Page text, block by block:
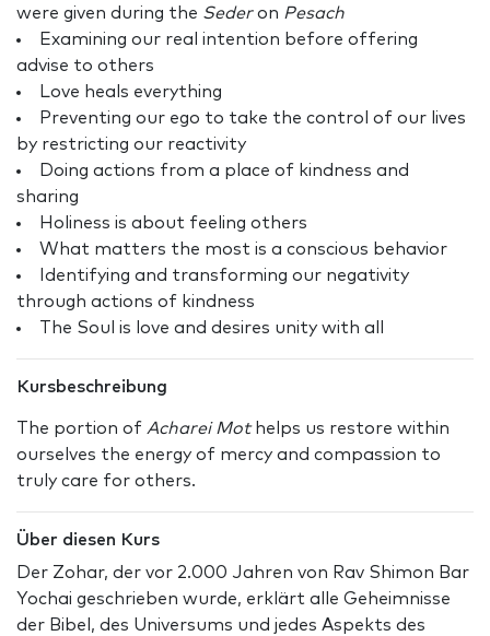
were given during the Sederon Pesach
Examining our real intention before offering
advise to others
Love heals everything
Preventing our ego to take the control of our lives
by restricting our reactivity
Doing actions from a place of kindness and
sharing
Holiness is about feeling others
What matters the most is a conscious behavior
Identifying and transforming our negativity
through actions of kindness
The Soul is love and desires unity with all
Kursbeschreibung
The portion of Acharei Mot helps us restore within
ourselves the energy of mercy and compassion to
truly care for others.
Über diesen Kurs
Der Zohar, der vor 2.000 Jahren von Rav Shimon Bar
Yochai geschrieben wurde, erklärt alle Geheimnisse
der Bibel, des Universums und jedes Aspekts des